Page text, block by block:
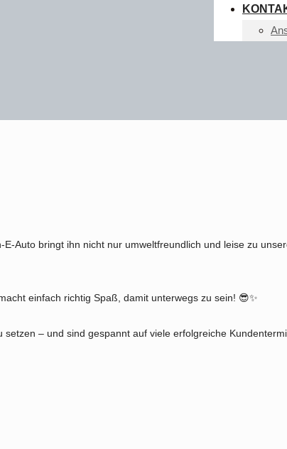
Auto bringt ihn nicht nur umweltfreundlich und leise zu
einfach richtig Spaß, damit unterwegs zu sein! 😎✨
– und sind gespannt auf viele erfolgreiche